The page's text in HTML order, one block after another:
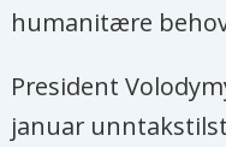
humanitære
President
januar